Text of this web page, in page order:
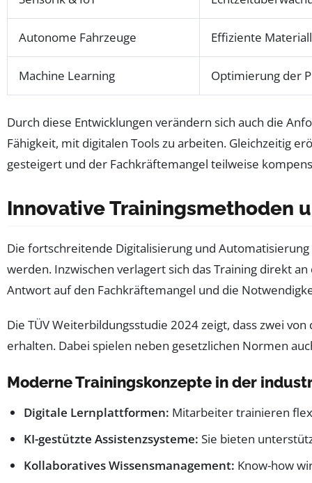
Autonome Fahrzeuge Effiziente
Machine Learning Optimierung der
Durch diese Entwicklungen verändern sich auch die
Fähigkeit, mit digitalen Tools zu arbeiten. Gleichzeitig
gesteigert und der Fachkräftemangel teilweise
Innovative Trainingsmethoden
Die fortschreitende Digitalisierung und
werden. Inzwischen verlagert sich das Training direkt
Antwort auf den Fachkräftemangel und die
Die TÜV Weiterbildungsstudie 2024 zeigt, dass zwei
erhalten. Dabei spielen neben gesetzlichen Normen
Moderne Trainingskonzepte in der
Digitale Lernplattformen: Mitarbeiter trainieren
KI-gestützte Assistenzsysteme: Sie bieten
Kollaboratives Wissensmanagement: Know-how